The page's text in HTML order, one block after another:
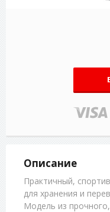
Описание
Практичный,
для хранения и
Модель из